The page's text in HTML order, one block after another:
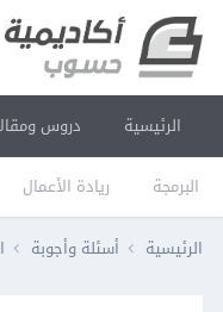
الرئيسية دروس
البرمجة ريادة الأعمال
الرئيسية أسئلة وأجوبة